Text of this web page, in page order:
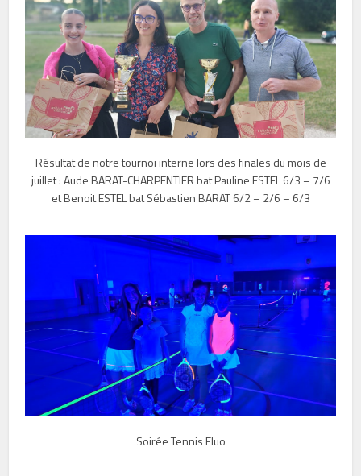
Résultat de notre tournoi interne lors des finales du mois de
juillet : Aude BARAT-CHARPENTIER bat Pauline ESTEL 6/3 – 7/6
et Benoit ESTEL bat Sébastien BARAT 6/2 – 2/6 – 6/3
Soirée Tennis Fluo